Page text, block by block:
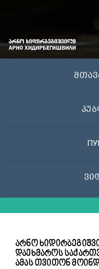
არნო
დაეხმაროს
ამას თვითონ